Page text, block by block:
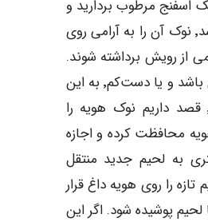
مرطوب بردارید و
وقتی هویه به طور کامل داغ شد٬ نوک آن را به آرامی روی
از رویش برداشته شوند.
نوک هویه باید تمیز و درخشان باشد و یا دست‌کم٬ به این
حالت نزدیک شود.پس از آن٬ قصد داریم نوک هویه را
محافظت کرده و اجازه
به لحیم جدید منتقل
را روی هویه داغ قرار
پوشیده شود. اگر این